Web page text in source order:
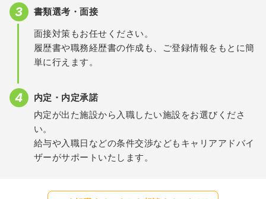
書類選考・面接
面接対策もお任せください。
履歴書や職務経歴書の作成も、ご登録情報をもとに簡
単に行えます。
内定・内定承諾
内定が出た施設から入職したい施設をお選びくださ
い。
給与や入職日などの条件交渉などもキャリアアドバイ
ザーがサポートいたします。